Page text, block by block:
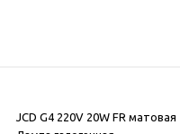
JCD G4 220V 20W FR матовая